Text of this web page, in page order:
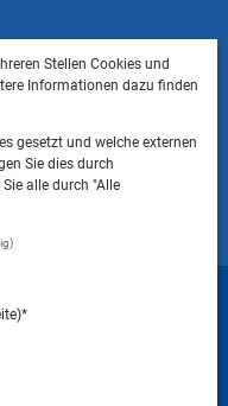
am Lech NICHT
Stellen Cookies und
Informationen dazu finden
gesetzt und welche externen
Sie dies durch
alle durch "Alle